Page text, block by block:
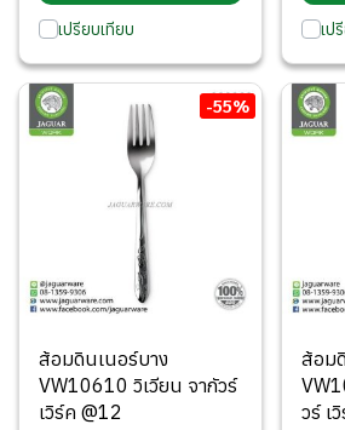
เปรียบเทียบ เป
-55%
ส้อมดินเนอร์บาง
VW10610 วิเวียน จากัวร์
เวิร์ค @12
ส้อม
วร์ เ